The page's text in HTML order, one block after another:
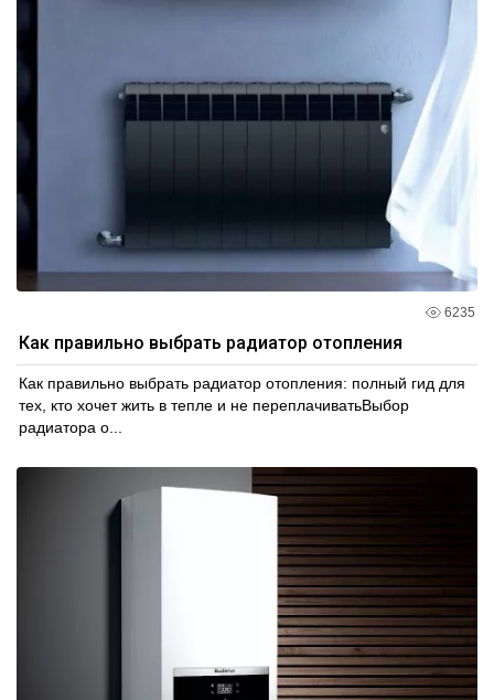
6235
Как правильно выбрать радиатор отопления
Как правильно выбрать радиатор отопления: полный гид для
тех, кто хочет жить в тепле и не переплачиватьВыбор
радиатора о...